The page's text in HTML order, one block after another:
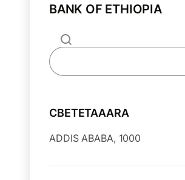
BANK OF ETHIOPIA
CBETETAAARA
ADDIS ABABA, 1000